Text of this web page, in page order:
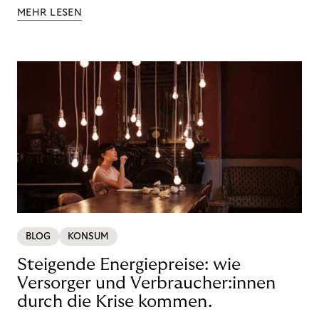
MEHR LESEN
BLOG KONSUM
Steigende Energiepreise: wie
Versorger und Verbraucher:innen
durch die Krise kommen.